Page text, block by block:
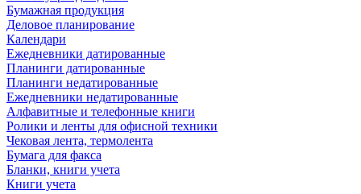
Бумажная продукция
Деловое планирование
Календари
Ежедневники датированные
Планинги датированные
Планинги недатированные
Ежедневники недатированные
Алфавитные и телефонные книги
Ролики и ленты для офисной техники
Чековая лента, термолента
Бумага для факса
Бланки, книги учета
Книги учета